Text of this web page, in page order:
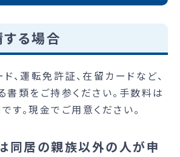
る場合
、運転免許証、在留カードなど、
書類をご持参ください。手数料は
す。現金でご用意ください。
同居の親族以外の人が申